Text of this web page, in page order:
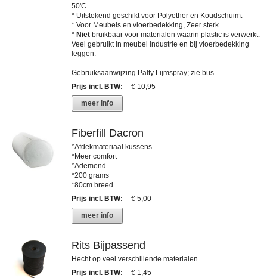
50'C
* Uitstekend geschikt voor Polyether en Koudschuim.
* Voor Meubels en vloerbedekking, Zeer sterk.
* Niet bruikbaar voor materialen waarin plastic is verwerkt.
Veel gebruikt in meubel industrie en bij vloerbedekking
leggen.
Gebruiksaanwijzing Palty Lijmspray; zie bus.
Prijs incl. BTW:
€ 10,95
meer info
Fiberfill Dacron
*Afdekmateriaal kussens
*Meer comfort
*Ademend
*200 grams
*80cm breed
Prijs incl. BTW:
€ 5,00
meer info
Rits Bijpassend
Hecht op veel verschillende materialen.
Prijs incl. BTW:
€ 1,45